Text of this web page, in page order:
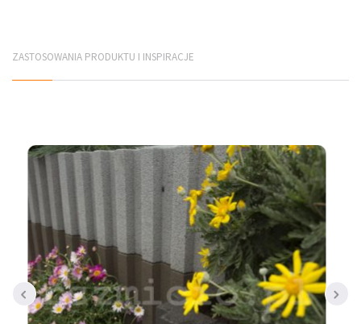
Mury betonowe
Elementy prefabrykowane
PRODUCENCI
Jadar Śląsk
Galabeton Śląsk
Polbruk Śląsk
ZASTOSOWANIA PRODUKTU I INSPIRACJE